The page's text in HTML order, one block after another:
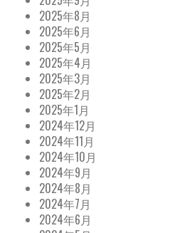
2025年8月
2025年6月
2025年5月
2025年4月
2025年3月
2025年2月
2025年1月
2024年12月
2024年11月
2024年10月
2024年9月
2024年8月
2024年7月
2024年6月